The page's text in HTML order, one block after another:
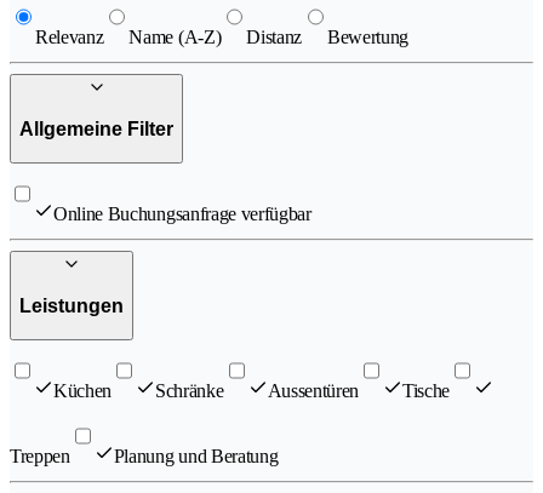
Relevanz Name (A-Z) Distanz Bewertung
Allgemeine Filter
Online Buchungsanfrage verfügbar
Leistungen
Küchen Schränke Aussentüren Tische
Treppen Planung und Beratung